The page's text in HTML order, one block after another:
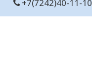
+7(7242)40-11-10